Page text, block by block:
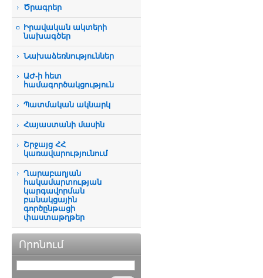
Ծրագրեր
Իրավական ակտերի
նախագծեր
Նախաձեռնություններ
ԱԺ-ի հետ
համագործակցություն
Պատմական ակնարկ
Հայաստանի մասին
Շրջայց ՀՀ
կառավարությունում
Ղարաբաղյան
հակամարտության
կարգավորման
բանակցային
գործընթացի
փաստաթղթեր
Որոնում